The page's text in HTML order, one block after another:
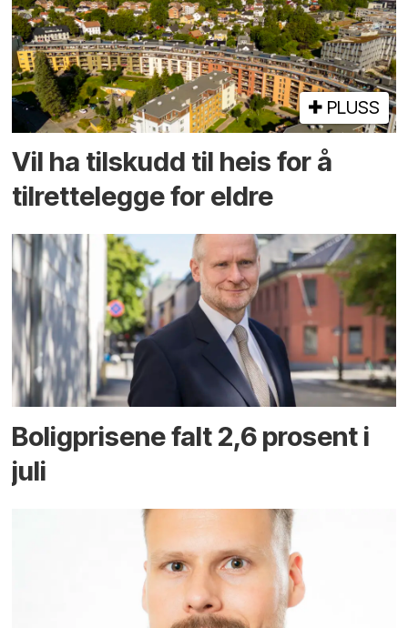
PLUSS
Vil ha tilskudd til heis for å
tilrettelegge for eldre
Boligprisene falt 2,6 prosent i
juli